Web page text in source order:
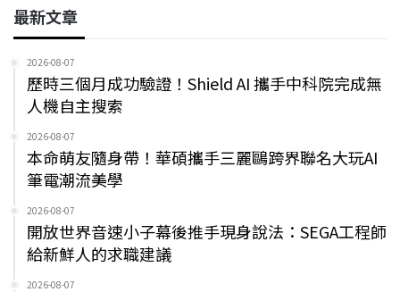
最新文章
2026-08-07
歷時三個月成功驗證！Shield AI 攜手中科院完成無
人機自主搜索
2026-08-07
本命萌友隨身帶！華碩攜手三麗鷗跨界聯名大玩AI
筆電潮流美學
2026-08-07
開放世界音速小子幕後推手現身說法：SEGA工程師
給新鮮人的求職建議
2026-08-07